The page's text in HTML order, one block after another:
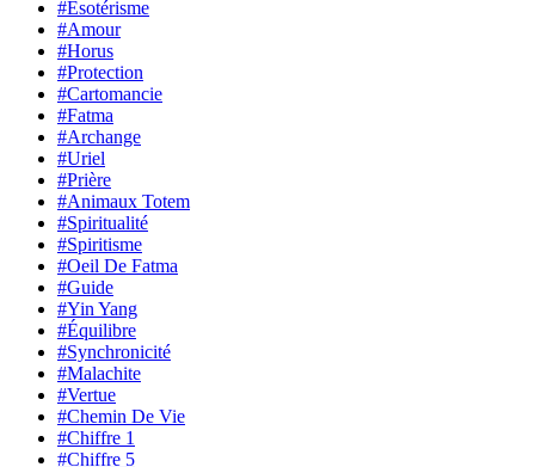
#Esotérisme
#Amour
#Horus
#Protection
#Cartomancie
#Fatma
#Archange
#Uriel
#Prière
#Animaux Totem
#Spiritualité
#Spiritisme
#Oeil De Fatma
#Guide
#Yin Yang
#Équilibre
#Synchronicité
#Malachite
#Vertue
#Chemin De Vie
#Chiffre 1
#Chiffre 5